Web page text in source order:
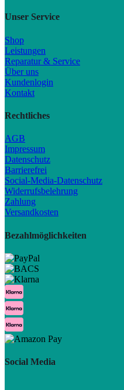
Unser Service
Shop
Leistungen
Reparatur & Service
Über uns
Kundenlogin
Kontakt
Rechtliches
AGB
Impressum
Datenschutz
Barrierefrei
Social-Media-Datenschutz
Widerrufsbelehrung
Zahlung
Versandkosten
Bezahlmöglichkeiten
Social Media